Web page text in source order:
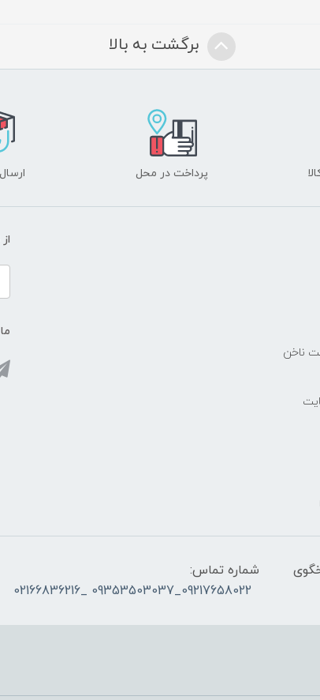
برگشت به بالا
پرداخت در محل
ناخن
شب پاسخگوی
شماره تماس:
09217658022_09353503037 _02166836216